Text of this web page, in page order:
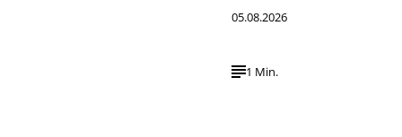
05.08.2026
1 Min.